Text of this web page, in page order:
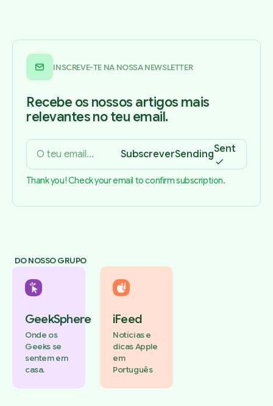
INSCREVE-TE NA NOSSA NEWSLETTER
Recebe os nossos artigos mais
relevantes no teu email.
SubscreverSendingSent
Thank you! Check your email to confirm subscription.
DO NOSSO GRUPO
GeekSphere
Onde os
Geeks se
sentem em
casa.
iFeed
Notícias e
dicas Apple
em
Português